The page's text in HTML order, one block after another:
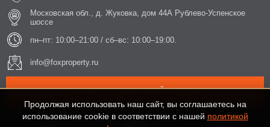
Московская обл., д. Жуковка, дом 44А Рублево-Успенское
шоссе
пн–пт: 10:00–21:00 / сб–вс: 10:00–19:00.
info@foxproperty.ru
ЗАКАЗАТЬ ОБРАТНЫЙ ЗВОНОК
Продолжая использовать наш сайт, вы соглашаетесь на
использование cookie в соответствии с нашей политикой